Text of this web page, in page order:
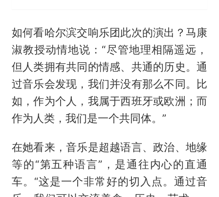
如何看哈尔滨交响乐团此次的演出？马康
淑教授动情地说：“尽管地理相隔遥远，
但人类拥有共同的情感、共通的历史。通
过音乐会发现，我们并没有那么不同。比
如，作为个人，我属于西班牙或欧洲；而
作为人类，我们是一个共同体。”
在她看来，音乐是超越语言、政治、地缘
等的“第五种语言”，是通往内心的直通
车。“这是一个非常好的切入点。通过音